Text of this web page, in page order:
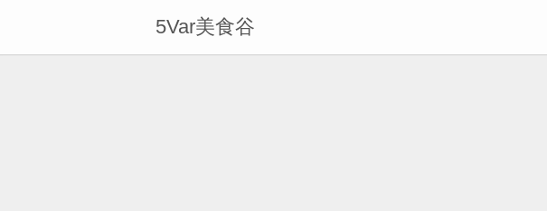
5Var美食谷